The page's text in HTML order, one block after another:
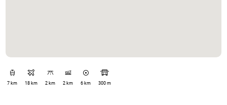
7 km 18 km 2 km 2 km 6 km 300 m